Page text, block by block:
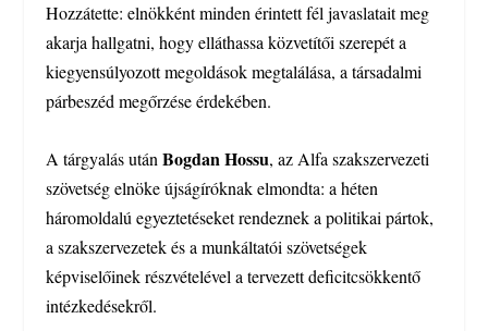
Hozzátette: elnökként minden érintett fél javaslatait meg
akarja hallgatni, hogy elláthassa közvetítői szerepét a
kiegyensúlyozott megoldások megtalálása, a társadalmi
párbeszéd megőrzése érdekében.
A tárgyalás utánBogdan Hossu, az Alfa szakszervezeti
szövetség elnöke újságíróknak elmondta: a héten
háromoldalú egyeztetéseket rendeznek a politikai pártok,
a szakszervezetek és a munkáltatói szövetségek
képviselőinek részvételével a tervezett deficitcsökkentő
intézkedésekről.